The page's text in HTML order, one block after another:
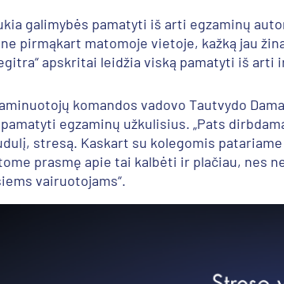
galimybės pamatyti iš arti egzaminų
pirmąkart matomoje vietoje, kažką jau
apskritai leidžia viską pamatyti iš arti
komandos vadovo Tautvydo
egzaminų užkulisius. „Pats
stresą. Kaskart su kolegomis
prasmę apie tai kalbėti ir plačiau, nes
vairuotojams“.